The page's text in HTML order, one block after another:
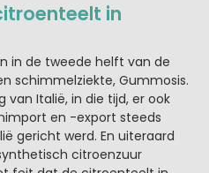
in
in de tweede helft van de
schimmelziekte, Gummosis.
Italië, in die tijd, er ook
en -export steeds
gericht werd. En uiteraard
citroenzuur